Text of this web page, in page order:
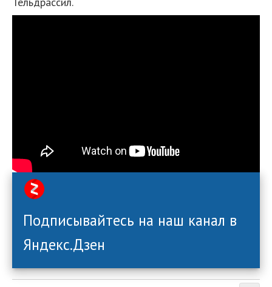
Подписывайтесь на наш канал в
Яндекс.Дзен